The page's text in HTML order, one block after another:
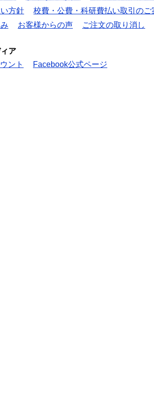
方針
校費・公費・科研費払い取引のご
お客様からの声 ご注文の取り消し
ア
ント
Facebook公式ページ